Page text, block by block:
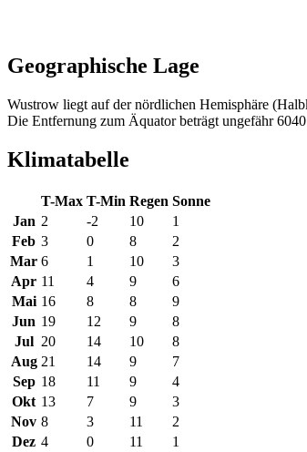
Geographische Lage
Wustrow liegt auf der nördlichen Hemisphäre
Die Entfernung zum Äquator beträgt ungefähr
Klimatabelle
T-Max T-Min Regen Sonne
Jan 2 -2 10
1
Feb 3 0 8
2
Mar 6 1 10
3
Apr 11 4 9
6
Mai 16 8 8
9
Jun 19 12 9
8
Jul 20 14 10
8
Aug 21 14 9
7
Sep 18 11 9
4
Okt 13 7 9
3
Nov 8 3 11
2
Dez 4 0 11
1